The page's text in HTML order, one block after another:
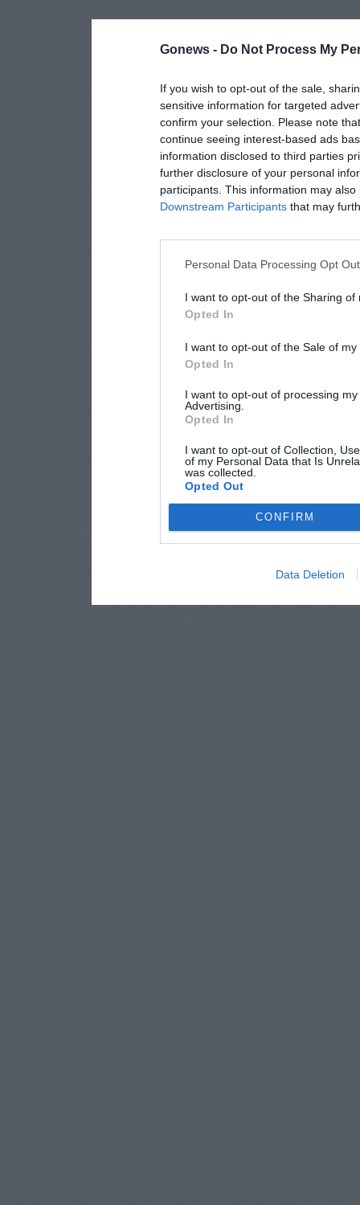
Gonews - Do Not Process My
If you wish to opt-out of the sale,
sensitive information for targeted
confirm your selection. Please note
continue seeing interest-based ads
information disclosed to third parties
further disclosure of your personal
participants. This information may
Downstream Participants that may
Personal Data Processing Opt
I want to opt-out of the Sharing of
Opted In
I want to opt-out of the Sale of
Opted In
I want to opt-out of processing
Advertising.
Opted In
I want to opt-out of Collection,
of my Personal Data that Is
was collected.
Opted Out
CONFIRM
Data Deletion